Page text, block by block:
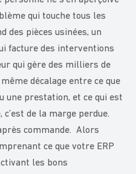
qui touche tous les
des pièces usinées, un
facture des interventions
qui gère des milliers de
décalage entre ce que
une prestation, et ce qui est
de la marge perdue.
commande. Alors
ce que votre ERP
les bons